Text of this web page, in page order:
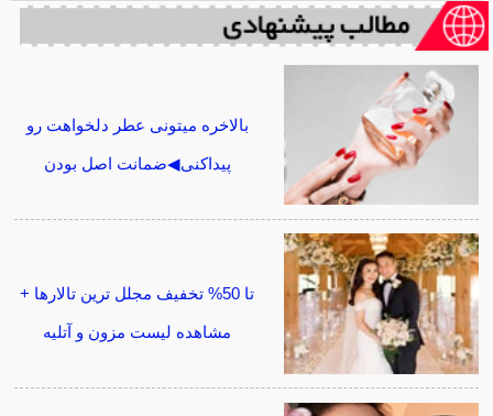
بالاخره میتونی عطر دلخواهت رو
پیداکنی◀ضمانت اصل بودن
تا 50% تخفیف مجلل ترین تالارها +
مشاهده لیست مزون و آتلیه